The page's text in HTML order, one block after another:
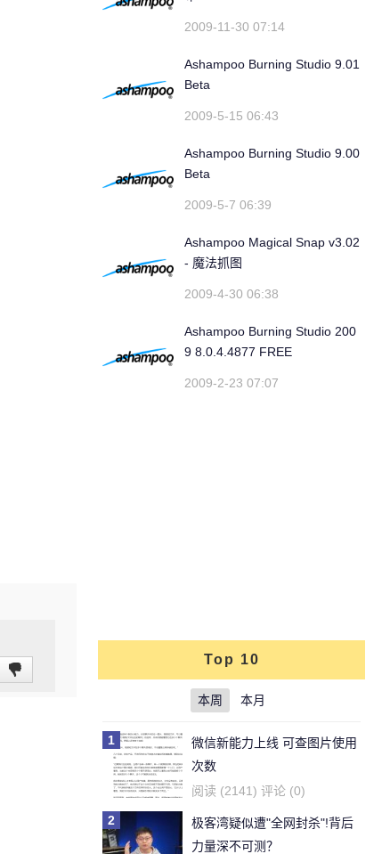
2009-11-30 07:14
Ashampoo Burning Studio 9.01
Beta
2009-5-15 06:43
Ashampoo Burning Studio 9.00
Beta
2009-5-7 06:39
Ashampoo Magical Snap v3.02
- 魔法抓图
2009-4-30 06:38
Ashampoo Burning Studio 200
9 8.0.4.4877 FREE
2009-2-23 07:07
Top 10
本周 本月
1
微信新能力上线 可查图片使用
次数
阅读 (2141) 评论 (0)
2
极客湾疑似遭"全网封杀"!背后
力量深不可测？